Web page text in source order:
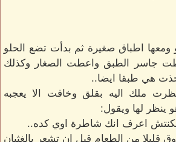
اطباق صغيرة ثم بدأت تضع الحلو
جاسر الطبق واعطت الصغار وكذلك
هي طبقا ايضا..
ملك اليه بقلق وخافت الا يعجبه
ينظر لها ويقول:
اعرف انك شاطرة اوي كده..
قليلا من الطعام قبل ان تشعر بالغثيان